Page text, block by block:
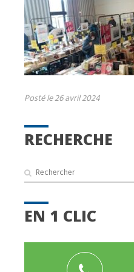
RECHERCHE
EN 1 CLIC
Posté le 26 avril 2024